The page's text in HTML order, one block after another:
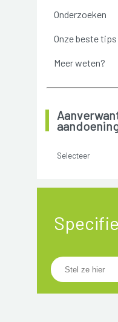
Onderzoeken
Onze beste tips
Meer weten?
Selecteer